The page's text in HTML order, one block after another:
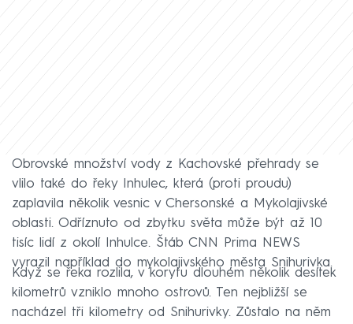
Obrovské množství vody z Kachovské přehrady se
vlilo také do řeky Inhulec, která (proti proudu)
zaplavila několik vesnic v Chersonské a Mykolajivské
oblasti. Odříznuto od zbytku světa může být až 10
tisíc lidí z okolí Inhulce. Štáb CNN Prima NEWS
vyrazil například do mykolajivského města Snihurivka.
Když se řeka rozlila, v korytu dlouhém několik desítek
kilometrů vzniklo mnoho ostrovů. Ten nejbližší se
nacházel tři kilometry od Snihurivky. Zůstalo na něm